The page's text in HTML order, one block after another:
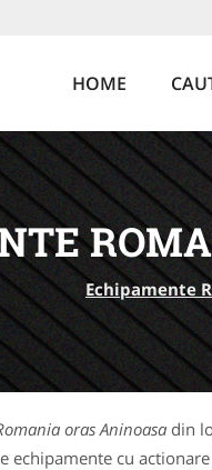
HOME
Echipamente
oras Aninoasa din
echipamente cu